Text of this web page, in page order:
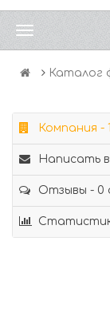
Каталог
Компания -
Написать
Отзывы - 0